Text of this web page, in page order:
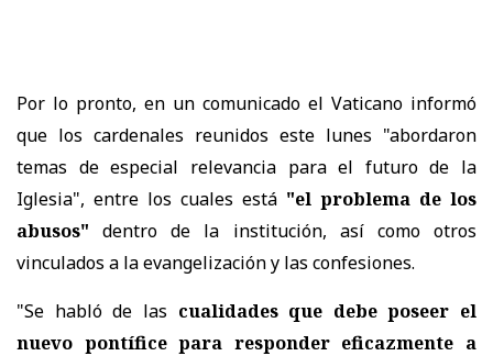
Por lo pronto, en un comunicado el Vaticano informó
que los cardenales reunidos este lunes "abordaron
temas de especial relevancia para el futuro de la
Iglesia", entre los cuales está "el problema de los
abusos" dentro de la institución, así como otros
vinculados a la evangelización y las confesiones.
"Se habló de las cualidades que debe poseer el
nuevo pontífice para responder eficazmente a